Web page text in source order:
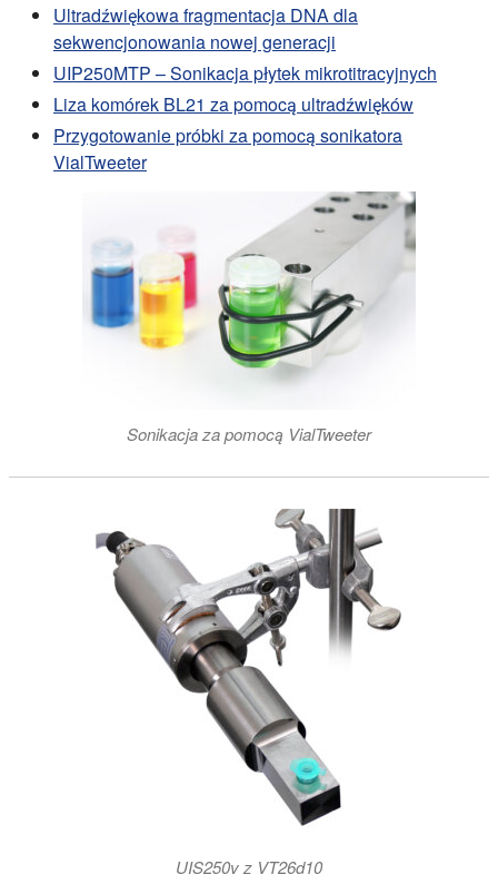
Ultradźwiękowa fragmentacja DNA dla
sekwencjonowania nowej generacji
UIP250MTP – Sonikacja płytek mikrotitracyjnych
Liza komórek BL21 za pomocą ultradźwięków
Przygotowanie próbki za pomocą sonikatora
VialTweeter
Sonikacja za pomocą VialTweeter
UIS250v z VT26d10